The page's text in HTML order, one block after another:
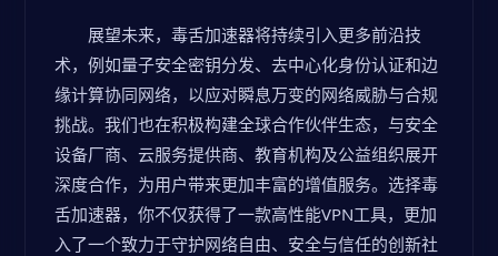
展望未来，毒舌加速器将持续引入更多前沿技
术，例如量子安全密钥分发、去中心化身份认证和边
缘计算协同网络，以应对瞬息万变的网络威胁与合规
挑战。我们也在积极构建全球合作伙伴生态，与安全
设备厂商、云服务提供商、教育机构及公益组织展开
深度合作，为用户带来更加丰富的增值服务。选择毒
舌加速器，你不仅获得了一款高性能VPN工具，更加
入了一个致力于守护网络自由、安全与信任的创新社